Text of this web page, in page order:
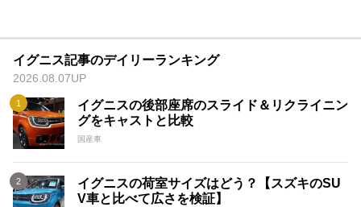
イグニス記事のデイリーランキング
2026.08.07UP
イグニスの後部座席のスライド＆リクライニン
グをキャストと比較
国産車
イグニスの荷室サイズはどう？【スズキのSU
V車と比べて広さを検証】